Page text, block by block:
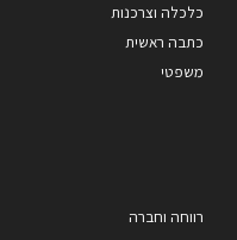
כלכלה וצרכנות
כתבה ראשית
משפטי
רווחה וחברה